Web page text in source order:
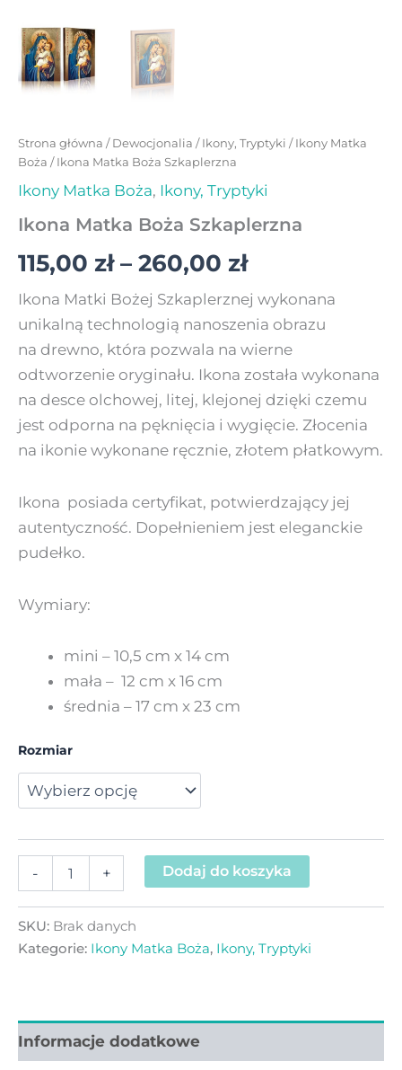
Strona główna /Dewocjonalia /Ikony, Tryptyki /Ikony Matka
Boża / Ikona Matka Boża Szkaplerzna
Ikony Matka Boża, Ikony, Tryptyki
Ikona Matka Boża Szkaplerzna
115,00 zł – 260,00 zł
Ikona Matki Bożej Szkaplerznej wykonana
unikalną technologią nanoszenia obrazu
na drewno, która pozwala na wierne
odtworzenie oryginału. Ikona została wykonana
na desce olchowej, litej, klejonej dzięki czemu
jest odporna na pęknięcia i wygięcie. Złocenia
na ikonie wykonane ręcznie, złotem płatkowym.
Ikona posiada certyfikat, potwierdzający jej
autentyczność. Dopełnieniem jest eleganckie
pudełko.
Wymiary:
mini – 10,5 cm x 14 cm
mała – 12 cm x 16 cm
średnia – 17 cm x 23 cm
Rozmiar
- + Dodaj do koszyka
SKU: Brak danych
Kategorie: Ikony Matka Boża, Ikony, Tryptyki
Informacje dodatkowe